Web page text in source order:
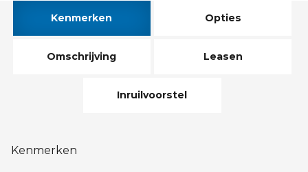
Kenmerken Opties
Omschrijving Leasen
Inruilvoorstel
Kenmerken